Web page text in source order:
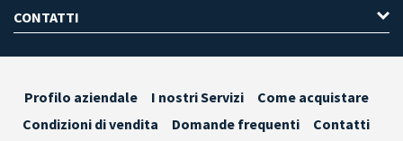
CONTATTI
Profilo aziendale I nostri Servizi
Come acquistare
Condizioni di vendita
Domande frequenti
Contatti